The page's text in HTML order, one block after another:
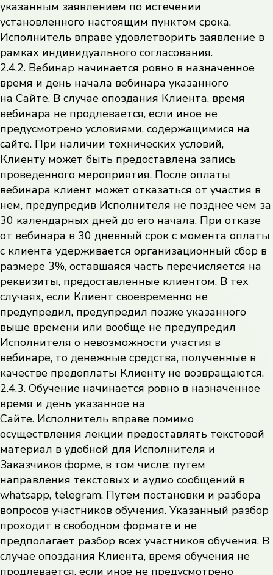
указанным заявлением по истечении
установленного настоящим пунктом срока,
Исполнитель вправе удовлетворить заявление в
рамках индивидуального согласования.
2.4.2. Вебинар начинается ровно в назначенное
время и день начала вебинара указанного
на Сайте. В случае опоздания Клиента, время
вебинара не продлевается, если иное не
предусмотрено условиями, содержащимися на
сайте. При наличии технических условий,
Клиенту может быть предоставлена запись
проведенного мероприятия. После оплаты
вебинара клиент может отказаться от участия в
нем, предупредив Исполнителя не позднее чем за
30 календарных дней до его начала. При отказе
от вебинара в 30 дневный срок с момента оплаты
с клиента удерживается организационный сбор в
размере 3%, оставшаяся часть перечисляется на
реквизиты, предоставленные клиентом. В тех
случаях, если Клиент своевременно не
предупредил, предупредил позже указанного
выше времени или вообще не предупредил
Исполнителя о невозможности участия в
вебинаре, то денежные средства, полученные в
качестве предоплаты Клиенту не возвращаются.
2.4.3. Обучение начинается ровно в назначенное
время и день указанное на
Сайте. Исполнитель вправе помимо
осуществления лекции предоставлять текстовой
материал в удобной для Исполнителя и
Заказчиков форме, в том числе: путем
направления текстовых и аудио сообщений в
whatsapp, telegram. Путем постановки и разбора
вопросов участников обучения. Указанный разбор
проходит в свободном формате и не
предполагает разбор всех участников обучения. В
случае опоздания Клиента, время обучения не
продлевается, если иное не предусмотрено